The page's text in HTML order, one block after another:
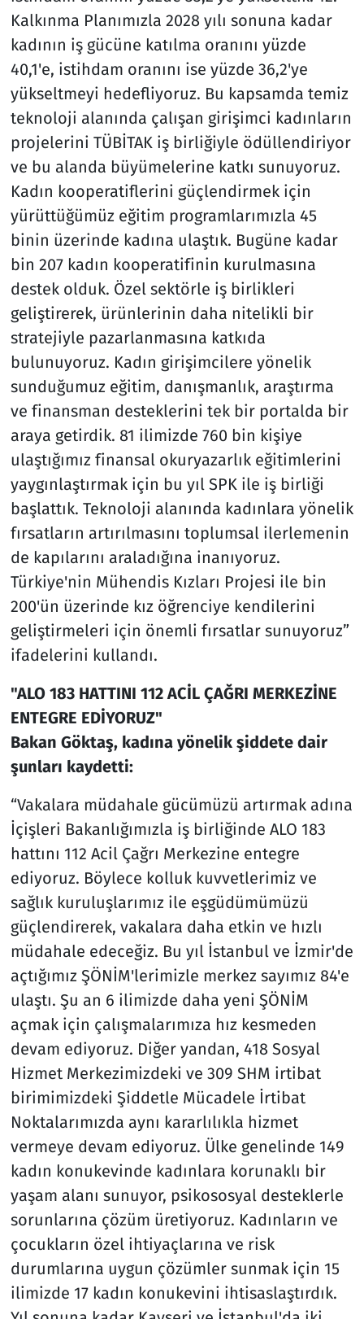
Kalkınma Planımızla 2028 yılı sonuna kadar
kadının iş gücüne katılma oranını yüzde
40,1'e, istihdam oranını ise yüzde 36,2'ye
yükseltmeyi hedefliyoruz. Bu kapsamda temiz
teknoloji alanında çalışan girişimci kadınların
projelerini TÜBİTAK iş birliğiyle ödüllendiriyor
ve bu alanda büyümelerine katkı sunuyoruz.
Kadın kooperatiflerini güçlendirmek için
yürüttüğümüz eğitim programlarımızla 45
binin üzerinde kadına ulaştık. Bugüne kadar
bin 207 kadın kooperatifinin kurulmasına
destek olduk. Özel sektörle iş birlikleri
geliştirerek, ürünlerinin daha nitelikli bir
stratejiyle pazarlanmasına katkıda
bulunuyoruz. Kadın girişimcilere yönelik
sunduğumuz eğitim, danışmanlık, araştırma
ve finansman desteklerini tek bir portalda bir
araya getirdik. 81 ilimizde 760 bin kişiye
ulaştığımız finansal okuryazarlık eğitimlerini
yaygınlaştırmak için bu yıl SPK ile iş birliği
başlattık. Teknoloji alanında kadınlara yönelik
fırsatların artırılmasını toplumsal ilerlemenin
de kapılarını araladığına inanıyoruz.
Türkiye'nin Mühendis Kızları Projesi ile bin
200'ün üzerinde kız öğrenciye kendilerini
geliştirmeleri için önemli fırsatlar sunuyoruz”
ifadelerini kullandı.
"ALO 183 HATTINI 112 ACİL ÇAĞRI MERKEZİNE
ENTEGRE EDİYORUZ"
Bakan Göktaş, kadına yönelik şiddete dair
şunları kaydetti:
“Vakalara müdahale gücümüzü artırmak adına
İçişleri Bakanlığımızla iş birliğinde ALO 183
hattını 112 Acil Çağrı Merkezine entegre
ediyoruz. Böylece kolluk kuvvetlerimiz ve
sağlık kuruluşlarımız ile eşgüdümümüzü
güçlendirerek, vakalara daha etkin ve hızlı
müdahale edeceğiz. Bu yıl İstanbul ve İzmir'de
açtığımız ŞÖNİM'lerimizle merkez sayımız 84'e
ulaştı. Şu an 6 ilimizde daha yeni ŞÖNİM
açmak için çalışmalarımıza hız kesmeden
devam ediyoruz. Diğer yandan, 418 Sosyal
Hizmet Merkezimizdeki ve 309 SHM irtibat
birimimizdeki Şiddetle Mücadele İrtibat
Noktalarımızda aynı kararlılıkla hizmet
vermeye devam ediyoruz. Ülke genelinde 149
kadın konukevinde kadınlara korunaklı bir
yaşam alanı sunuyor, psikososyal desteklerle
sorunlarına çözüm üretiyoruz. Kadınların ve
çocukların özel ihtiyaçlarına ve risk
durumlarına uygun çözümler sunmak için 15
ilimizde 17 kadın konukevini ihtisaslaştırdık.